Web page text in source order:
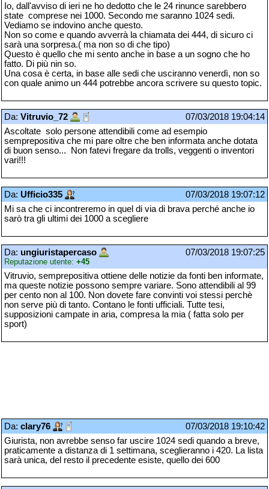
Io, dall'avviso di ieri ne ho dedotto che le 24 rinunce sarebbero
state comprese nei 1000. Secondo me saranno 1024 sedi.
Vediamo se indovino anche questo.
Non so come e quando avverrà la chiamata dei 444, di sicuro ci
sarà una sorpresa.( ma non so di che tipo)
Questo è quello che mi sento anche in base a un sogno che ho
fatto. Di più nin so.
Una cosa è certa, in base alle sedi che usciranno venerdì, non so
con quale animo un 444 potrebbe ancora scrivere su questo topic.
Da: Vitruvio_72
07/03/2018 19:04:14
Ascoltate solo persone attendibili come ad esempio
semprepositiva che mi pare oltre che ben informata anche dotata
di buon senso... Non fatevi fregare da trolls, veggenti o inventori
vari!!!
Da: Ufficio335
07/03/2018 19:07:12
Mi sa che ci incontreremo in quel di via di brava perché anche io
sarò tra gli ultimi dei 1000 a scegliere
Da: ungiuristapercaso
Reputazione utente: +45
07/03/2018 19:07:25
Vitruvio, semprepositiva ottiene delle notizie da fonti ben informate,
ma queste notizie possono sempre variare. Sono attendibili al 99
per cento non al 100. Non dovete fare convinti voi stessi perchè
non serve più di tanto. Contano le fonti ufficiali. Tutte tesi,
supposizioni campate in aria, compresa la mia ( fatta solo per
sport)
Da: clary76
07/03/2018 19:10:42
Giurista, non avrebbe senso far uscire 1024 sedi quando a breve,
praticamente a distanza di 1 settimana, sceglieranno i 420. La lista
sarà unica, del resto il precedente esiste, quello dei 600